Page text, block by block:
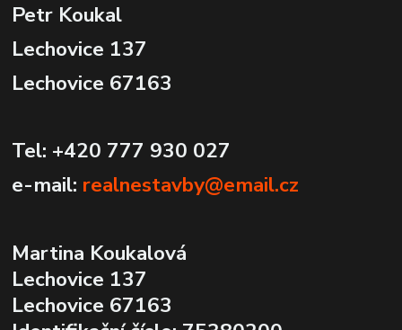
Petr Koukal
Lechovice 137
Lechovice 67163
Tel: +420 777 930 027
e-mail: realnestavby@email.cz
Martina Koukalová
Lechovice 137
Lechovice 67163